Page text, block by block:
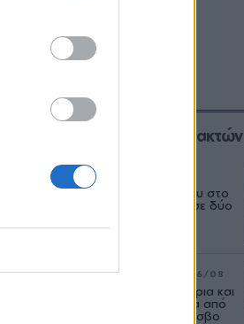
Επιλογές των Συντακτών
ΕΛΛΑΔΑ
Δεύτερη εμπλοκή κάβου στο
«Νήσος Ρόδος» μέσα σε δύο
ΡΕΠΟΡΤΑΖ 06/08
Ανασταίνονται... μοσχάρια και
πρόβατα κάνουν βόλτα από
στάνη σε στάνη στη Λέσβο